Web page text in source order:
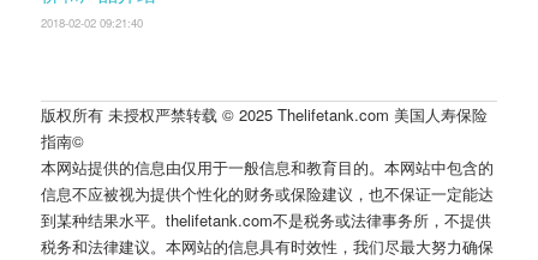
2018-02-02 09:21:40
版权所有 未授权严禁转载 © 2025 Thelifetank.com 美国人寿保险
指南©️
本网站提供的信息由仅用于一般信息和教育目的。本网站中包含的
信息不应被视为提供个性化的财务或保险建议，也不保证一定能达
到某种结果水平。thelifetank.com不是税务或法律事务所，不提供
税务和法律建议。本网站的信息具有时效性，我们尽最大努力确保